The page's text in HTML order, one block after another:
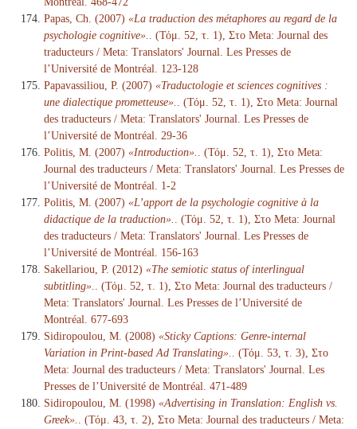
Papas, Ch. (2007) «La traduction des métaphores au regard de la
psychologie cognitive».
. (Τόμ. 52, τ. 1), Στο Meta: Journal des
traducteurs / Meta: Translators' Journal. Les Presses de
l’Université de Montréal. 123-128
Papavassiliou, P. (2007) «Traductologie et sciences cognitives :
une dialectique prometteuse».
. (Τόμ. 52, τ. 1), Στο Meta: Journal
des traducteurs / Meta: Translators' Journal. Les Presses de
l’Université de Montréal. 29-36
Politis, M. (2007) «Introduction».
. (Τόμ. 52, τ. 1), Στο Meta:
Journal des traducteurs / Meta: Translators' Journal. Les Presses de
l’Université de Montréal. 1-2
Politis, M. (2007) «L’apport de la psychologie cognitive à la
didactique de la traduction».
. (Τόμ. 52, τ. 1), Στο Meta: Journal
des traducteurs / Meta: Translators' Journal. Les Presses de
l’Université de Montréal. 156-163
Sakellariou, P. (2012) «The semiotic status of interlingual
subtitling».
. (Τόμ. 52, τ. 1), Στο Meta: Journal des traducteurs /
Meta: Translators' Journal. Les Presses de l’Université de
Montréal. 677-693
Sidiropoulou, M. (2008) «Sticky Captions: Genre-internal
Variation in Print-based Ad Translating».
. (Τόμ. 53, τ. 3), Στο
Meta: Journal des traducteurs / Meta: Translators' Journal. Les
Presses de l’Université de Montréal. 471-489
Sidiropoulou, M. (1998) «Advertising in Translation: English vs.
Greek».
. (Τόμ. 43, τ. 2), Στο Meta: Journal des traducteurs / Meta: